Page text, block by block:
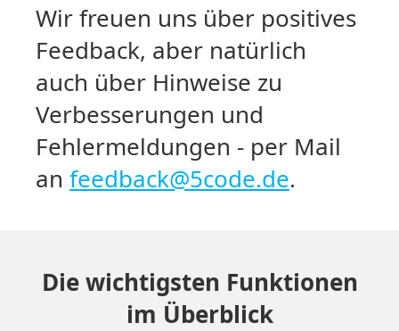
Wir freuen uns über positives
Feedback, aber natürlich
auch über Hinweise zu
Verbesserungen und
Fehlermeldungen - per Mail
an feedback@5code.de.
Die wichtigsten Funktionen
im Überblick